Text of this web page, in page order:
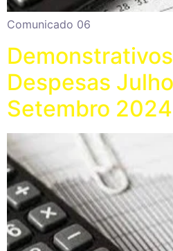
Comunicado 06
Despesas
Setembro 2024